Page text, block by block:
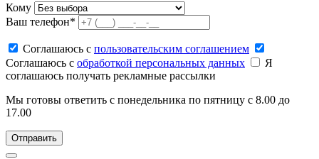
Кому
Ваш телефон*
Соглашаюсь c пользовательским соглашением
Соглашаюсь c обработкой персональных данных
Я
соглашаюсь получать рекламные рассылки
Мы готовы ответить с понедельника по пятницу с 8.00 до
17.00